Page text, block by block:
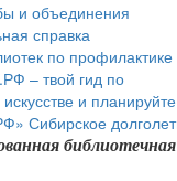
и объединения
справка
по профилактике
– твой гид по
и планируйте
Сибирское
библиотечная